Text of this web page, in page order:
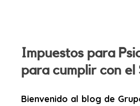
Impuestos para
para cumplir con el
Bienvenido al blog de